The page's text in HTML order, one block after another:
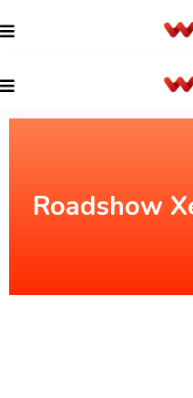
Roadshow